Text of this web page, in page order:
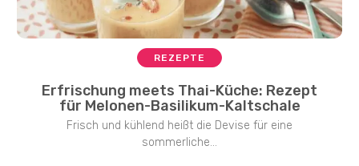
REZEPTE
Erfrischung meets Thai-Küche: Rezept
für Melonen-Basilikum-Kaltschale
Frisch und kühlend heißt die Devise für eine
sommerliche...